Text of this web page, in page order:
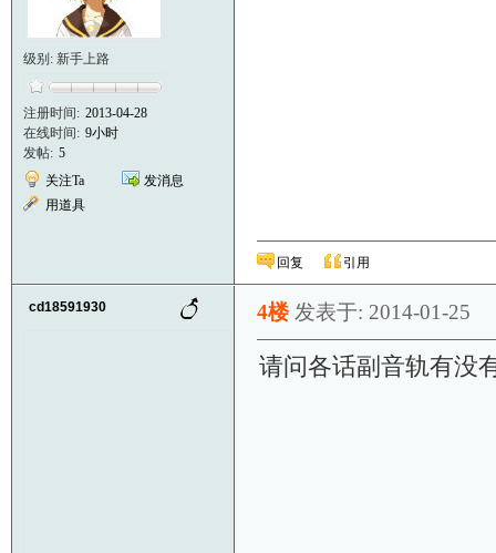
级别: 新手上路
注册时间: 2013-04-28
在线时间: 9小时
发帖: 5
关注Ta
发消息
用道具
回复 引用
cd18591930 4楼 发表于: 2014-01-25
请问各话副音轨有没